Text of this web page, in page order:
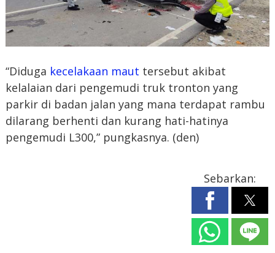
“Diduga kecelakaan maut tersebut akibat
kelalaian dari pengemudi truk tronton yang
parkir di badan jalan yang mana terdapat rambu
dilarang berhenti dan kurang hati-hatinya
pengemudi L300,” pungkasnya. (den)
Sebarkan: